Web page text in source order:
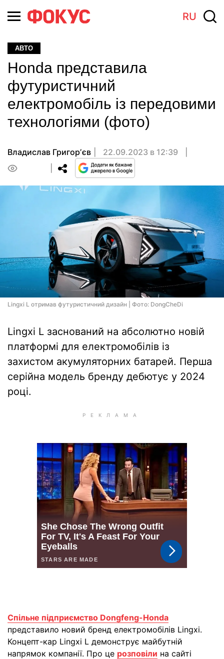
RU
АВТО
Honda представила
футуристичний
електромобіль із передовими
технологіями (фото)
Владислав Григорʼєв
22.09.2023 в 12:39
Lingxi L отримав футуристичний дизайн | Фото: DongCheDi
Lingxi L заснований на абсолютно новій
платформі для електромобілів із
захистом акумуляторних батарей. Перша
серійна модель бренду дебютує у 2024
році.
Спільне підприємство Dongfeng-Honda
представило новий бренд електромобілів Lingxi.
Концепт-кар Lingxi L демонструє майбутній
напрямок компанії. Про це розповіли на сайті